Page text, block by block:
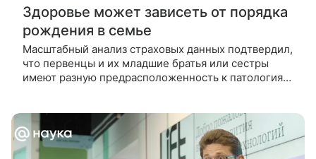
Здоровье может зависеть от порядка
рождения в семье
Масштабный анализ страховых данных подтвердил,
что первенцы и их младшие братья или сестры
имеют разную предрасположенность к патологиям.